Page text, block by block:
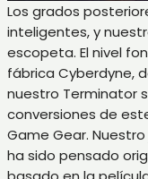
Los grados
inteligentes, y
escopeta. El nivel
fábrica Cyberdyne,
nuestro Terminator
conversiones de
Game Gear.
ha sido pensado